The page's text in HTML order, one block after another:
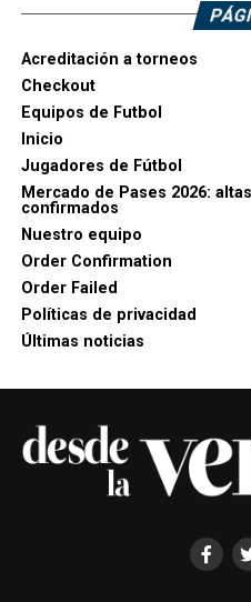
Acreditación a torneos
Checkout
Equipos de Futbol
Inicio
Jugadores de Fútbol
Mercado de Pases 2026:
confirmados
Nuestro equipo
Order Confirmation
Order Failed
Políticas de privacidad
Últimas noticias